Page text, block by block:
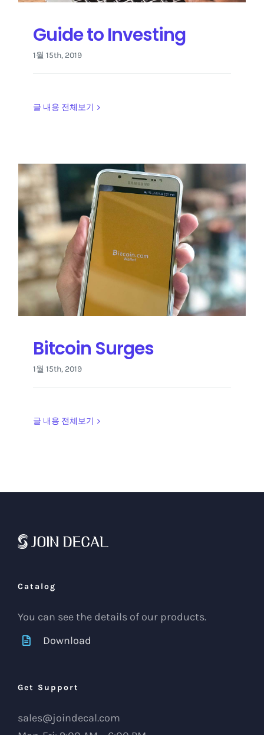
Guide to Investing
1월 15th, 2019
글 내용 전체보기
Bitcoin Surges
1월 15th, 2019
글 내용 전체보기
Catalog
You can see the details of our products.
Download
Get Support
sales@joindecal.com